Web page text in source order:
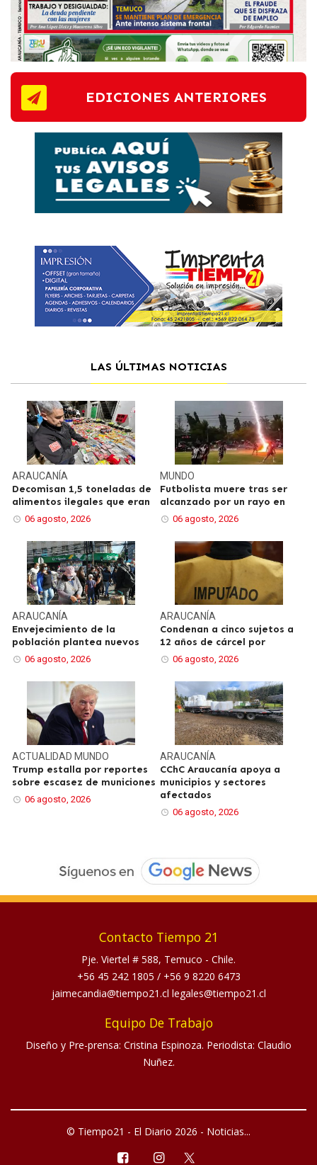
EDICIONES ANTERIORES
LAS ÚLTIMAS NOTICIAS
ARAUCANÍA
Decomisan 1,5 toneladas de
alimentos ilegales que eran
06 agosto, 2026
MUNDO
Futbolista muere tras ser
alcanzado por un rayo en
06 agosto, 2026
ARAUCANÍA
Envejecimiento de la
población plantea nuevos
06 agosto, 2026
ARAUCANÍA
Condenan a cinco sujetos a
12 años de cárcel por
06 agosto, 2026
ACTUALIDAD MUNDO
Trump estalla por reportes
sobre escasez de municiones
06 agosto, 2026
ARAUCANÍA
CChC Araucanía apoya a
municipios y sectores
afectados
06 agosto, 2026
Contacto Tiempo 21
Pje. Viertel # 588, Temuco - Chile.
+56 45 242 1805 / +56 9 8220 6473
jaimecandia@tiempo21.cl legales@tiempo21.cl
Equipo De Trabajo
Diseño y Pre-prensa: Cristina Espinoza. Periodista: Claudio
Nuñez.
© Tiempo21 - El Diario 2026 - Noticias...